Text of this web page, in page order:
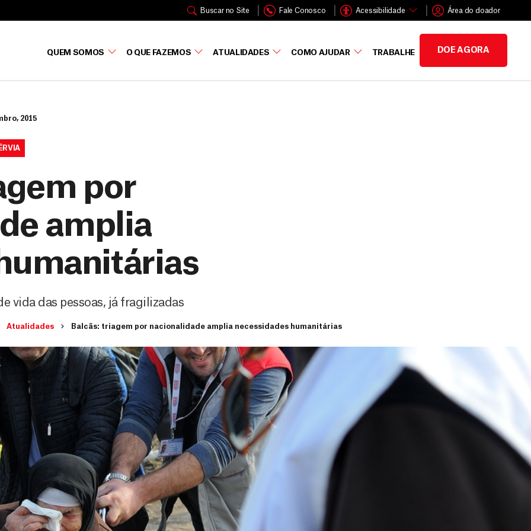
Buscar no Site Fale Conosco Acessibilidade Área do doador
QUEM SOMOS O QUE FAZEMOS ATUALIDADES COMO AJUDAR TRABALHE DOE AGORA
2015
por
amplia
vida das pessoas, já fragilizadas
Atualidades Balcãs: triagem por nacionalidade amplia necessidades humanitárias